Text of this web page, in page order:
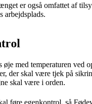
er også omfattet af
arbejdsplads.
øje med temperaturen ved
der skal være tjek på
skal være i orden.
føre egenkontrol, så